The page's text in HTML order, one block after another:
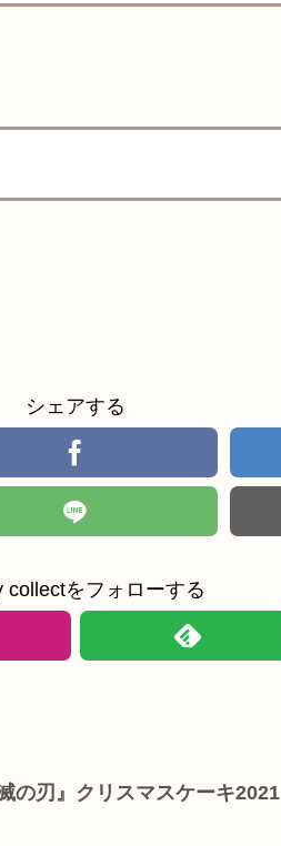
シェアする
collectをフォローする
の刃』クリスマスケーキ2021